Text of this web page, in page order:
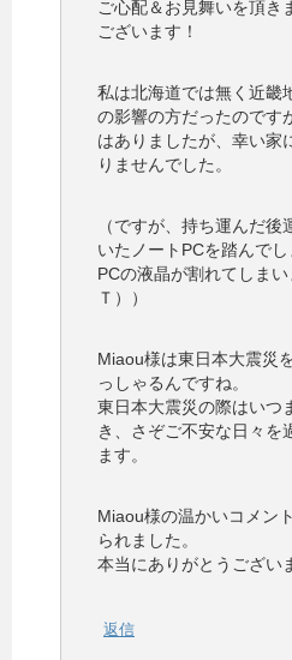
ご心配＆お見舞いを頂き
ございます！
私は北海道では無く近畿
の影響の方だったのです
はありましたが、幸い家
りませんでした。
（ですが、持ち運んだ後
いたノートPCを踏んでし
PCの液晶が割れてしま
Ｔ））
Miaou様は東日本大震災
っしゃるんですね。
東日本大震災の際はいつ
き、さぞご不安な日々を
ます。
Miaou様の温かいコメン
られました。
本当にありがとうござい
返信